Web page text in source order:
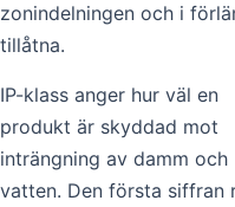
zonindelningen och i
tillåtna.
IP-klass anger hur väl en
produkt är skyddad mot
inträngning av damm och
vatten. Den första siffran